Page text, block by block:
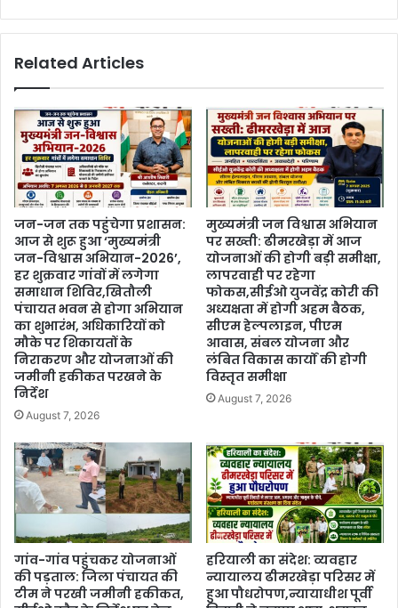
Related Articles
जन-जन तक पहुंचेगा प्रशासन:
आज से शुरू हुआ ‘मुख्यमंत्री
जन-विश्वास अभियान-2026’,
हर शुक्रवार गांवों में लगेगा
समाधान शिविर,खितौली
पंचायत भवन से होगा अभियान
का शुभारंभ, अधिकारियों को
मौके पर शिकायतों के
निराकरण और योजनाओं की
जमीनी हकीकत परखने के
निर्देश
August 7, 2026
मुख्यमंत्री जन विश्वास अभियान
पर सख्ती: ढीमरखेड़ा में आज
योजनाओं की होगी बड़ी समीक्षा,
लापरवाही पर रहेगा
फोकस,सीईओ युजवेंद्र कोरी की
अध्यक्षता में होगी अहम बैठक,
सीएम हेल्पलाइन, पीएम
आवास, संबल योजना और
लंबित विकास कार्यों की होगी
विस्तृत समीक्षा
August 7, 2026
गांव-गांव पहुंचकर योजनाओं
की पड़ताल: जिला पंचायत की
टीम ने परखी जमीनी हकीकत,
हरियाली का संदेश: व्यवहार
न्यायालय ढीमरखेड़ा परिसर में
हुआ पौधरोपण,न्यायाधीश पूर्वी